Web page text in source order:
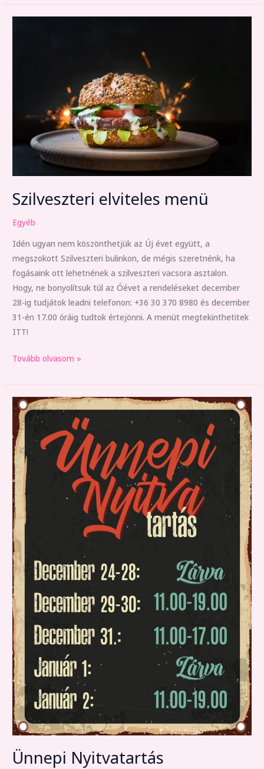
Szilveszteri elviteles menü
Egyéb
Idén ugyan nem köszönthetjük az Új évet együtt, a
megszokott Szilveszteri bulinkon, de mégis szeretnénk, ha
fogásaink ott lehetnének a szilveszteri vacsora asztalon.
Hogy, ne bonyolítsuk túl az Óévet a rendeléseket december
28-ig tudjátok leadni telefonon: +36 30 370 8980 és december
31-én 17.00 óráig tudtok értejönni. A menüt megtekinthetitek
ITT!
Tovább olvasom »
Ünnepi Nyitvatartás
Ünnepi
Nyitvatartás